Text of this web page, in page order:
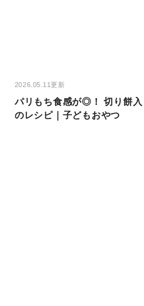
2026.05.11更新
パリもち食感が◎！ 切り餅入
のレシピ｜子どもおやつ